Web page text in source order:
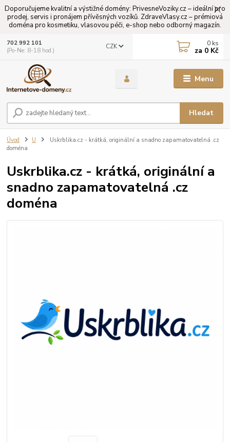
Doporučujeme kvalitní a výstižné domény: PrivesneVoziky.cz – ideální pro
prodej, servis i pronájem přívěsných vozíků. ZdraveVlasy.cz – prémiová
doména pro kosmetiku, vlasovou péči, e-shop nebo odborný magazín.
Menu
CZK
Hledat
702 992 101
(Po-Ne: 8-18 hod.)
0 ks
za 0 Kč
Úvod U
Uskrblika.cz - krátká, originální a snadno zapamatovatelná .cz
doména
Uskrblika.cz - krátká, originální a
snadno zapamatovatelná .cz
doména